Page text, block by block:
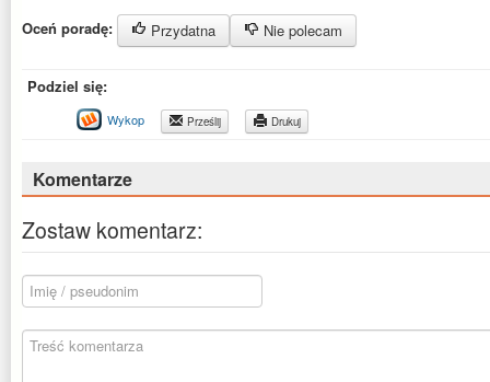
Oceń poradę: Przydatna Nie polecam
Podziel się:
Wykop Prześlij Drukuj
Komentarze
Zostaw komentarz: